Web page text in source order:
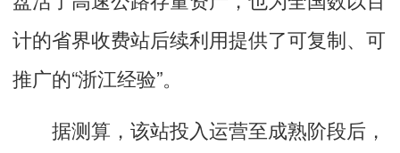
计的省界收费站后续利用提供了可复制、可
推广的“浙江经验”。
据测算，该站投入运营至成熟阶段后，